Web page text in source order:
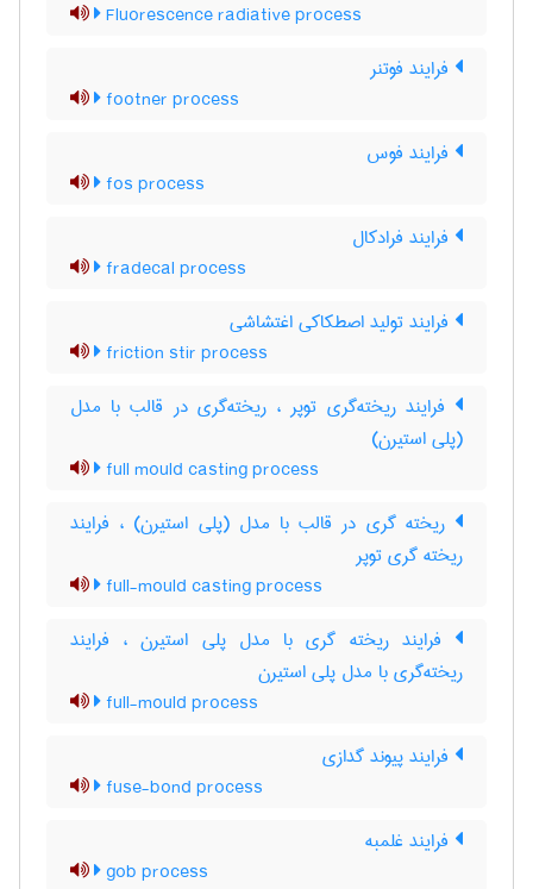
Fluorescence radiative process
فرایند فوتنر
footner process
فرایند فوس
fos process
فرایند فرادکال
fradecal process
فرایند تولید اصطکاکی اغتشاشی
friction stir process
فرایند ریخته‌گری توپر ، ریخته‌گری در قالب با مدل
(پلی استیرن)
full mould casting process
ریخته گری در قالب با مدل (پلی استیرن) ، فرایند
ریخته گری توپر
full-mould casting process
فرایند ریخته گری با مدل پلی استیرن ، فرایند
ریخته‌گری با مدل پلی استیرن
full-mould process
فرایند پیوند گدازی
fuse-bond process
فرایند غلمبه
gob process